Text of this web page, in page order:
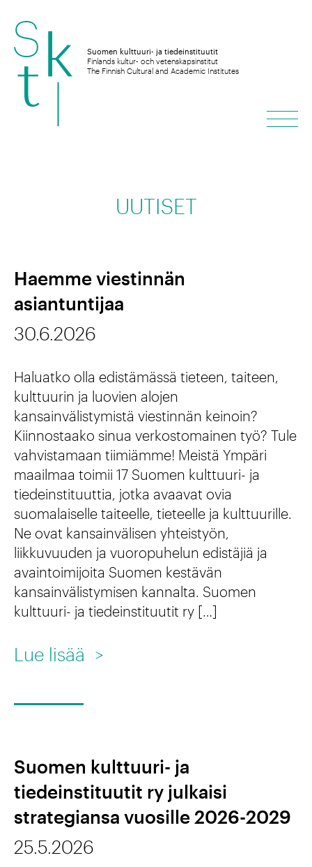
Hyppää
sisältöön
Suomen kulttuuri- ja tiedeinstituutit
Finlands kultur- och vetenskapsinstitut
The Finnish Cultural and Academic Institutes
UUTISET
Haemme viestinnän
asiantuntijaa
30.6.2026
Haluatko olla edistämässä tieteen, taiteen,
kulttuurin ja luovien alojen
kansainvälistymistä viestinnän keinoin?
Kiinnostaako sinua verkostomainen työ? Tule
vahvistamaan tiimiämme! Meistä Ympäri
maailmaa toimii 17 Suomen kulttuuri- ja
tiedeinstituuttia, jotka avaavat ovia
suomalaiselle taiteelle, tieteelle ja kulttuurille.
Ne ovat kansainvälisen yhteistyön,
liikkuvuuden ja vuoropuhelun edistäjiä ja
avaintoimijoita Suomen kestävän
kansainvälistymisen kannalta. Suomen
kulttuuri- ja tiedeinstituutit ry […]
Lue lisää
m
e
v
i
>
Suomen kulttuuri- ja
tiedeinstituutit ry julkaisi
strategiansa vuosille 2026-2029
25.5.2026